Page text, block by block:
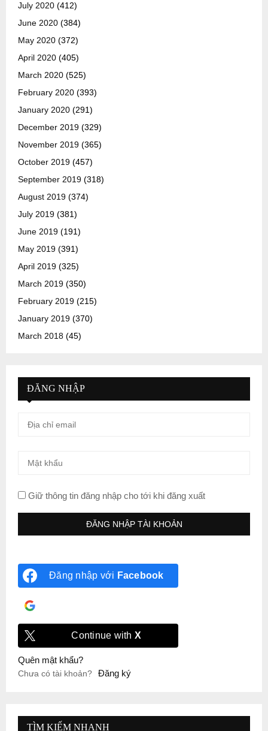
July 2020 (412)
June 2020 (384)
May 2020 (372)
April 2020 (405)
March 2020 (525)
February 2020 (393)
January 2020 (291)
December 2019 (329)
November 2019 (365)
October 2019 (457)
September 2019 (318)
August 2019 (374)
July 2019 (381)
June 2019 (191)
May 2019 (391)
April 2019 (325)
March 2019 (350)
February 2019 (215)
January 2019 (370)
March 2018 (45)
ĐĂNG NHẬP
Giữ thông tin đăng nhập cho tới khi đăng xuất
Đăng nhập với Facebook
Continue with X
Quên mật khẩu?
Chưa có tài khoản? Đăng ký
TÌM KIẾM NHANH